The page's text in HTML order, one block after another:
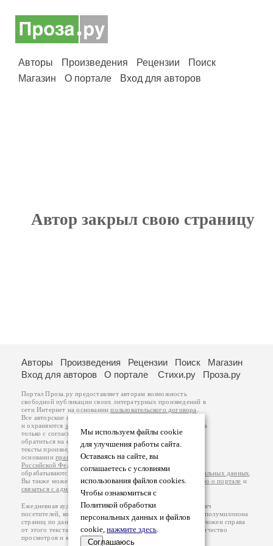
Авторы Произведения Рецензии
Поиск
Магазин
О портале Вход для авторов
Автор закрыл свою страницу
Мы используем файлы cookie
для улучшения работы сайта.
Оставаясь на сайте, вы
соглашаетесь с условиями
использования файлов cookies.
Чтобы ознакомиться с
Политикой обработки
персональных данных и файлов
cookie, нажмите здесь.
Соглашаюсь
Авторы Произведения Рецензии Поиск
Магазин
Вход для авторов
О портале Стихи.ру Проза.ру
Портал Проза.ру предоставляет авторам возможность
свободной публикации своих литературных произведений в
сети Интернет на основаниипользовательского договора
Все авторские права на произведения принадлежат авторам
и охраняются законом
. Перепечатка произведений возможна
только с согласия его автора, к которому вы можете
обратиться на его авторской странице. Ответственность за
тексты произведений авторы несут самостоятельно на
основанииправил публикацииизаконодательства
Российской Федерации
обрабатываются на основанииПолитики обработки персональных данных
Вы также можете посмотреть более подробнуюинформацию о портале и
связаться с администрацией
Ежедневная аудитория портала Проза.ру – порядка 100 тысяч
посетителей, которые в общей сумме просматривают более полумиллиона
страниц по данным счетчика посещаемости, который расположен справа
от этого текста. В каждой графе указано по две цифры: количество
просмотров и количество посетителей.